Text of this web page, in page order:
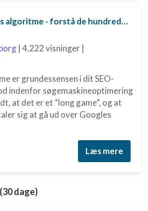
Googles algoritme - forstå de hundredvis af parametre bag
| 4.222 visninger |
er grundessensen i dit SEO-
indenfor søgemaskineoptimering
at det er et ”long game”, og at
sig at gå ud over Googles
Læs mere
dage)